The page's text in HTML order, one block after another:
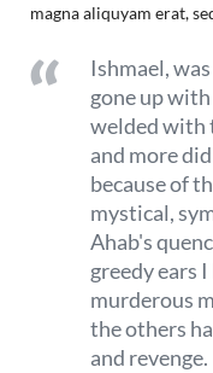
magna aliquyam erat,
Ishmael,
gone up
welded with
and more
because of
mystical,
Ahab's
greedy ears
murderous
the others
and revenge.